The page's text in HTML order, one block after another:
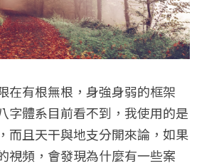
在有根無根，身強身弱的框架
字體系目前看不到，我使用的是
而且天干與地支分開來論，如果
視頻，會發現為什麼有一些案